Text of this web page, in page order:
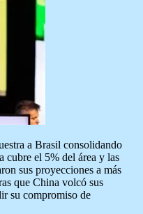
a Brasil consolidando
cubre el 5% del área y las
sus proyecciones a más
que China volcó sus
su compromiso de